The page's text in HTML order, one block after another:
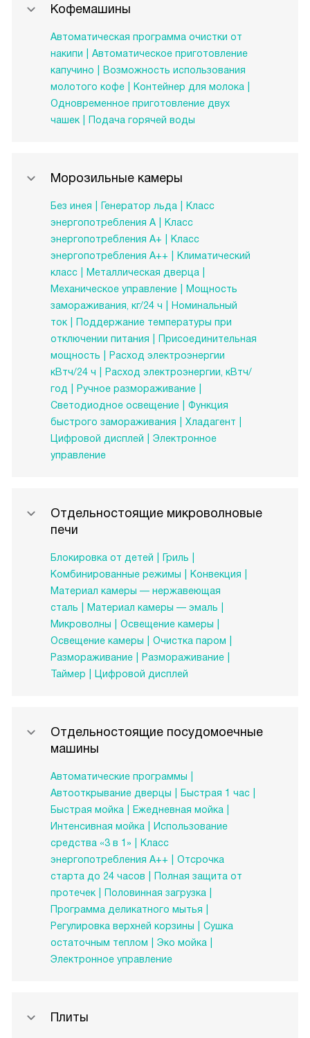
Кофемашины
Автоматическая программа очистки от
накипи
Автоматическое приготовление
капучино
Возможность использования
молотого кофе
Контейнер для молока
Одновременное приготовление двух
чашек
Подача горячей воды
Морозильные камеры
Без инея Генератор льда
Класс
энергопотребления A
Класс
энергопотребления А+
Класс
энергопотребления А++
Климатический
класс
Металлическая дверца
Механическое управление
Мощность
замораживания, кг/24 ч
Номинальный
ток
Поддержание температуры при
отключении питания
Присоединительная
мощность
Расход электроэнергии
кВтч/24 ч
Расход электроэнергии, кВтч/
год
Ручное размораживание
Светодиодное освещение
Функция
быстрого замораживания
Хладагент
Цифровой дисплей
Электронное
управление
Отдельностоящие микроволновые
печи
Блокировка от детей
Гриль
Комбинированные режимы
Конвекция
Материал камеры — нержавеющая
сталь
Материал камеры — эмаль
Микроволны
Освещение камеры
Освещение камеры
Очистка паром
Размораживание
Размораживание
Таймер
Цифровой дисплей
Отдельностоящие посудомоечные
машины
Автоматические программы
Автооткрывание дверцы
Быстрая 1 час
Быстрая мойка
Ежедневная мойка
Интенсивная мойка
Использование
средства «3 в 1»
Класс
энергопотребления A++
Отсрочка
старта до 24 часов
Полная защита от
протечек
Половинная загрузка
Программа деликатного мытья
Регулировка верхней корзины
Сушка
остаточным теплом
Эко мойка
Электронное управление
Плиты